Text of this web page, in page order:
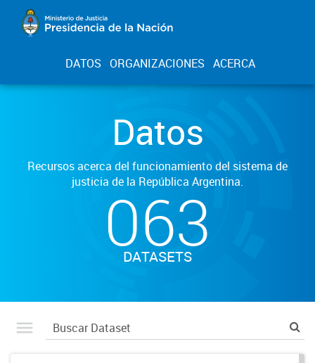
DATOS ORGANIZACIONES ACERCA
Datos
Recursos acerca del funcionamiento del sistema de
justicia de la República Argentina.
063
DATASETS